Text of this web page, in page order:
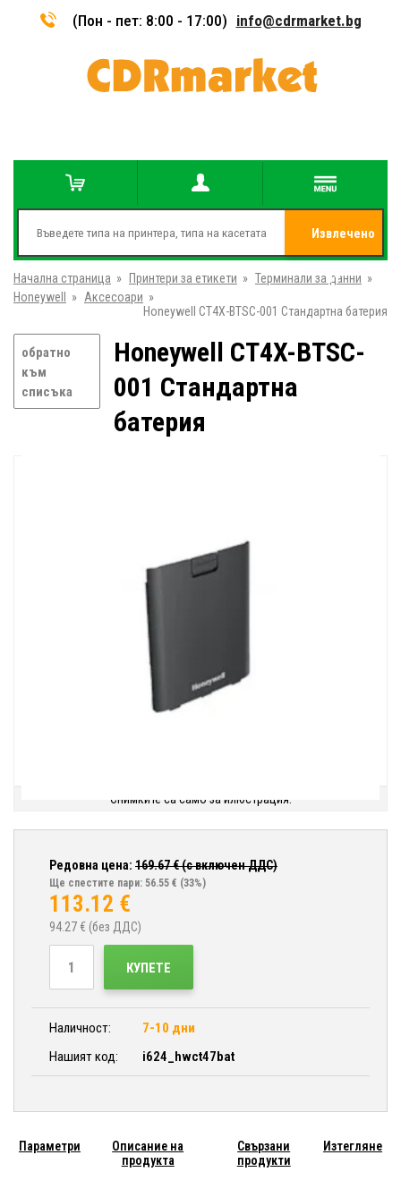
(Пон - пет: 8:00 - 17:00) info@cdrmarket.bg
Извлечено
от
Начална страница » Принтери за етикети » Терминали за данни »
Honeywell
» Аксесоари »
Honeywell CT4X-BTSC-001 Стандартна батерия
обратно
към
списъка
Honeywell CT4X-BTSC-
001 Стандартна
батерия
Снимките са само за илюстрация.
Редовна цена: 169.67€ (с включен ДДС)
Ще спестите пари: 56.55 € (33%)
113.12 €
94.27 € (без ДДС)
КУПЕТЕ
Наличност:
7-10 дни
Нашият код:
i624_hwct47bat
Параметри
Описание на
продукта
Свързани
продукти
Изтегляне